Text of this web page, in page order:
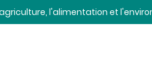
l'alimentation et